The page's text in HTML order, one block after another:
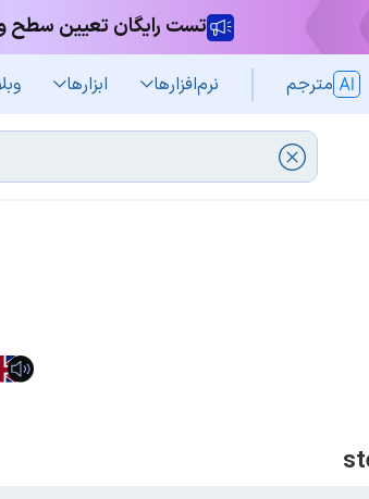
تست رایگان تعیین سطح
مترجم نرم‌افزار‌ها ابزارها